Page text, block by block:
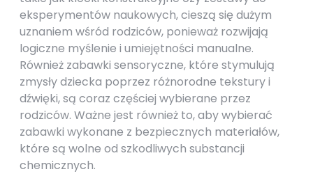
eksperymentów naukowych, cieszą się dużym
uznaniem wśród rodziców, ponieważ rozwijają
logiczne myślenie i umiejętności manualne.
Również zabawki sensoryczne, które stymulują
zmysły dziecka poprzez różnorodne tekstury i
dźwięki, są coraz częściej wybierane przez
rodziców. Ważne jest również to, aby wybierać
zabawki wykonane z bezpiecznych materiałów,
które są wolne od szkodliwych substancji
chemicznych.